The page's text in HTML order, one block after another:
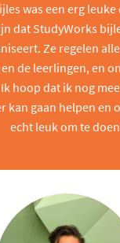
was een erg
dat StudyWorks
Ze regelen
de leerlingen, en
hoop dat ik nog
kan gaan helpen en
echt leuk om te